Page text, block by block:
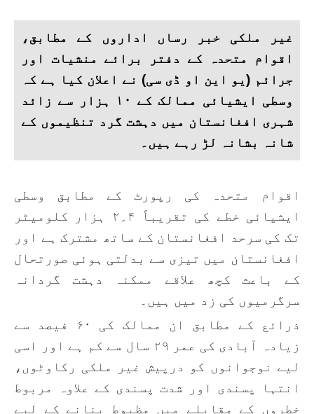
غیر ملکی خبر رساں اداروں کے مطابق،
اقوام متحدہ کے دفتر برائے منشیات اور
جرائم (یو این او ڈی سی) نے اعلان کیا ہے کہ
وسطی ایشیائی ممالک کے ۱۰ ہزار سے زائد
شہری افغانستان میں دہشت گرد تنظیموں کے
شانہ بشانہ لڑ رہے ہیں۔
اقوام متحدہ کی رپورٹ کے مطابق وسطی
ایشیائی خطے کی تقریباً ۴؍۲ ہزار کلومیٹر
تک کی سرحد افغانستان کے ساتھ مشترک ہے اور
افغانستان میں تیزی سے بدلتی ہوئی صورتحال
کے باعث کچھ علاقے ممکنہ دہشت گردانہ
سرگرمیوں کی زد میں ہیں۔
ذرائع کے مطابق ان ممالک کی ۶۰ فیصد سے
زیادہ آبادی کی عمر ۲۹ سال سے کم ہے اور اسی
لیے نوجوانوں کو درپیش غیر ملکی رکاوٹوں،
انتہا پسندی اور شدت پسندی کے علاوہ مربوط
خطروں کے مقابلے میں مظبوط بنانے کے لیے